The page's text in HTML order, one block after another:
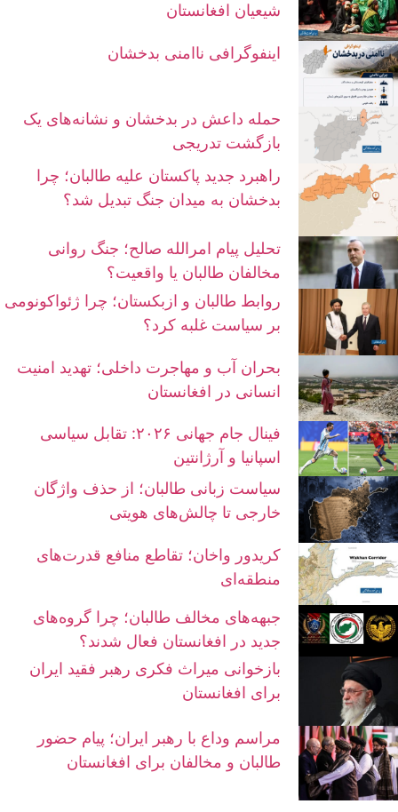
شیعیان افغانستان
اینفوگرافی ناامنی بدخشان
حمله داعش در بدخشان و نشانه‌های یک
بازگشت تدریجی
راهبرد جدید پاکستان علیه طالبان؛ چرا
بدخشان به میدان جنگ تبدیل شد؟
تحلیل پیام امرالله صالح؛ جنگ روانی
مخالفان طالبان یا واقعیت؟
روابط طالبان و ازبکستان؛ چرا ژئواکونومی
بر سیاست غلبه کرد؟
بحران آب و مهاجرت داخلی؛ تهدید امنیت
انسانی در افغانستان
فینال جام جهانی ۲۰۲۶: تقابل سیاسی
اسپانیا و آرژانتین
سیاست زبانی طالبان؛ از حذف واژگان
خارجی تا چالش‌های هویتی
کریدور واخان؛ تقاطع منافع قدرت‌های
منطقه‌ای
جبهه‌های مخالف طالبان؛ چرا گروه‌های
جدید در افغانستان فعال شدند؟
بازخوانی میراث فکری رهبر فقید ایران
برای افغانستان
مراسم وداع با رهبر ایران؛ پیام حضور
طالبان و مخالفان برای افغانستان